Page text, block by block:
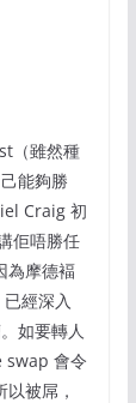
（雖然種
能夠勝
Craig 初
佢唔勝任
為摩德褔
經深入
如要轉人
swap 會令
被屌，